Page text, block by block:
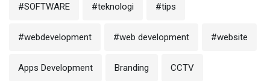
#SOFTWARE #teknologi #tips
#webdevelopment #web development #website
Apps Development Branding CCTV